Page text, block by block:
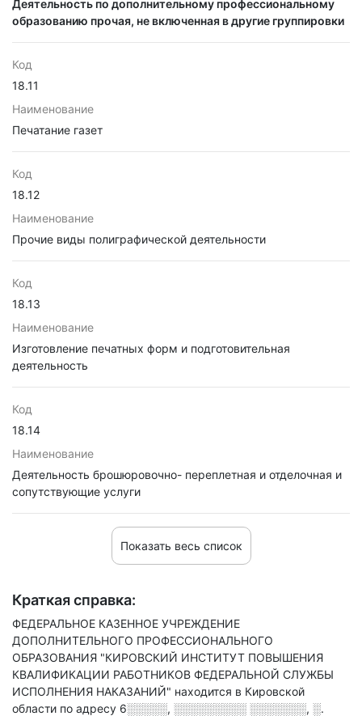
Деятельность по дополнительному профессиональному
образованию прочая, не включенная в другие группировки
Код
18.11
Наименование
Печатание газет
Код
18.12
Наименование
Прочие виды полиграфической деятельности
Код
18.13
Наименование
Изготовление печатных форм и подготовительная
деятельность
Код
18.14
Наименование
Деятельность брошюровочно- переплетная и отделочная и
сопутствующие услуги
Показать весь список
Краткая справка:
ФЕДЕРАЛЬНОЕ КАЗЕННОЕ УЧРЕЖДЕНИЕ
ДОПОЛНИТЕЛЬНОГО ПРОФЕССИОНАЛЬНОГО
ОБРАЗОВАНИЯ "КИРОВСКИЙ ИНСТИТУТ ПОВЫШЕНИЯ
КВАЛИФИКАЦИИ РАБОТНИКОВ ФЕДЕРАЛЬНОЙ СЛУЖБЫ
ИСПОЛНЕНИЯ НАКАЗАНИЙ" находится в Кировской
области по адресу 6░░░░░, ░░░░░░░░░ ░░░░░░░, ░.